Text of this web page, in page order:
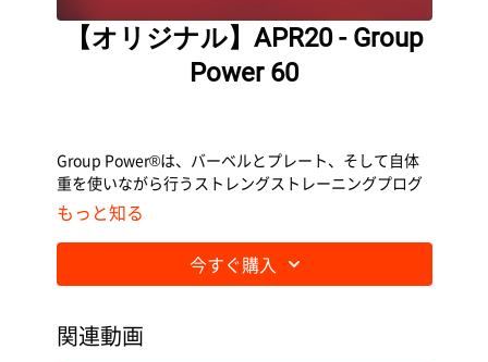
【オリジナル】APR20 - Group
Power 60
Group Power®は、バーベルとプレート、そして自体
重を使いながら行うストレングストレーニングプログ
ラムです。
もっと知る
今すぐ購入
関連動画